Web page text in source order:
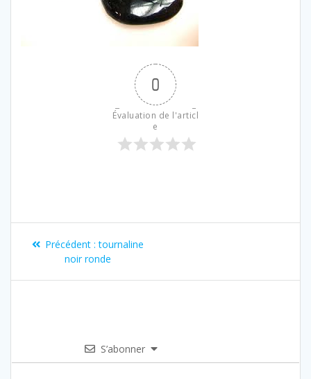
0
Évaluation de l'articl
e
Précédent : tournaline
noir ronde
S’abonner